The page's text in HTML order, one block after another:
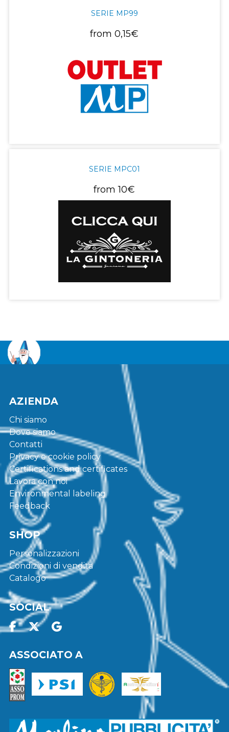
SERIE MP99
from 0,15€
SERIE MPC01
from 10€
AZIENDA
Chi siamo
Dove siamo
Contatti
Privacy e cookie policy
Certifications and certificates
Lavora con noi
Environmental labeling
Feedback
SHOP
Personalizzazioni
Condizioni di vendita
Catalogo
SOCIAL
ASSOCIATO A